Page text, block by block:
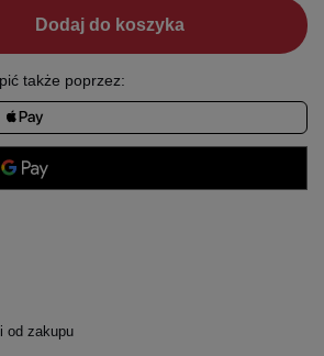
Dodaj do koszyka
także poprzez:
od zakupu